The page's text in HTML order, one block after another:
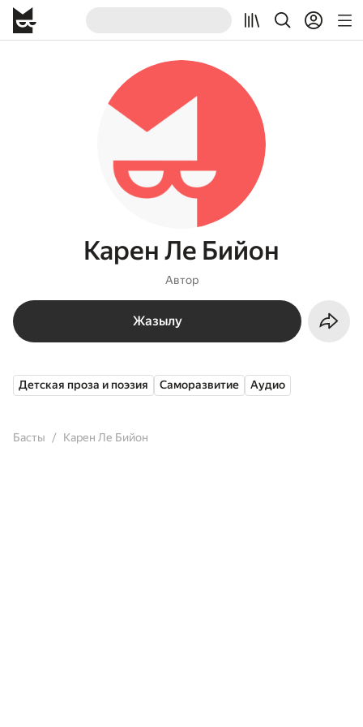
Карен Ле Бийон
Автор
Жазылу
Детская проза и поэзия Саморазвитие Аудио
Басты Карен Ле Бийон